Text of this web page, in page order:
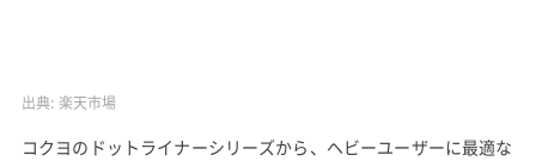
出典: 楽天市場
コクヨのドットライナーシリーズから、ヘビーユーザーに最適な